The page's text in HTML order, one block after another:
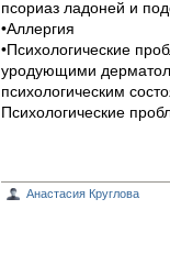
псориаз ладоней и
•Аллергия
•Психологические
уродующими
психологическим
Психологические
Анастасия Круглова